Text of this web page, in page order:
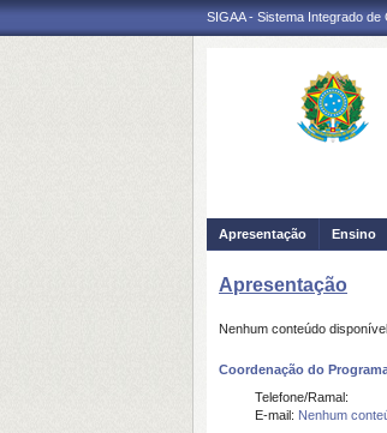
SIGAA - Sistema Integrado de
Apresentação Ensino
Apresentação
Nenhum conteúdo
Coordenação do
Telefone/Ramal:
E-mail: Nenhum